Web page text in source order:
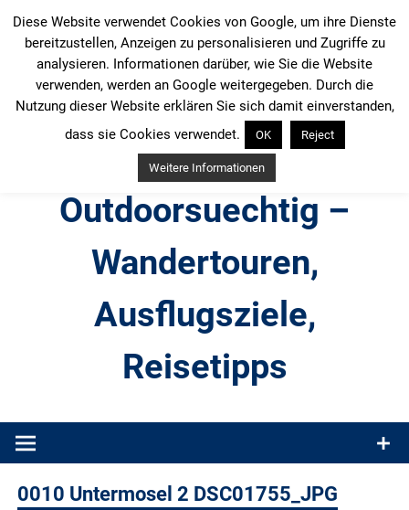
Inhalt
springen
Outdoorsuechtig –
Wandertouren,
Ausflugsziele,
Reisetipps
Produkttests und Buchrezensionen. Ein Blog für alle, die gern
0010 Untermosel 2 DSC01755_JPG
Diese Website verwendet Cookies von Google, um ihre Dienste
bereitzustellen, Anzeigen zu personalisieren und Zugriffe zu
analysieren. Informationen darüber, wie Sie die Website
verwenden, werden an Google weitergegeben. Durch die
Nutzung dieser Website erklären Sie sich damit einverstanden,
dass sie Cookies verwendet.
OK Reject
Weitere Informationen